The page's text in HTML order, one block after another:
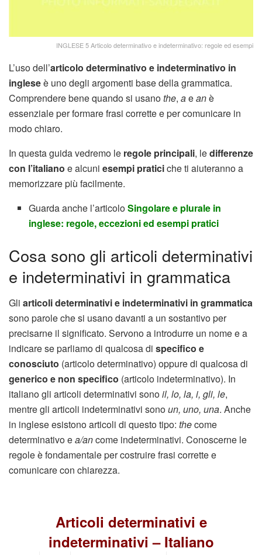
INGLESE 5 Articolo determinativo e indeterminativo: regole ed esempi
L’uso dell’articolo determinativo e indeterminativo in
ingleseè uno degli argomenti base della grammatica.
Comprendere bene quando si usanothe, aeanè
essenziale per formare frasi corrette e per comunicare in
modo chiaro.
In questa guida vedremo le regole principali, ledifferenze
con l’italiano e alcuni esempi praticiche ti aiuteranno a
memorizzare più facilmente.
Guarda anche l’articoloSingolare e plurale in
inglese: regole, eccezioni ed esempi pratici
Cosa sono gli articoli determinativi
e indeterminativi in grammatica
Gli articoli determinativi e indeterminativi in grammatica
sono parole che si usano davanti a un sostantivo per
precisarne il significato. Servono a introdurre un nome e a
indicare se parliamo di qualcosa di specifico e
conosciuto (articolo determinativo) oppure di qualcosa di
generico e non specifico (articolo indeterminativo). In
italiano gli articoli determinativi sonoil, lo, la, i, gli, le,
mentre gli articoli indeterminativi sonoun, uno, una. Anche
in inglese esistono articoli di questo tipo: thecome
determinativo ea/ancome indeterminativi. Conoscerne le
regole è fondamentale per costruire frasi corrette e
comunicare con chiarezza.
Articoli determinativi e
indeterminativi – Italiano